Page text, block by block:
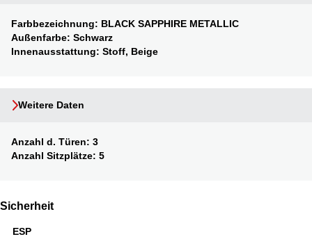
Farbbezeichnung: BLACK SAPPHIRE METALLIC
Außenfarbe: Schwarz
Innenausstattung: Stoff, Beige
Weitere Daten
Anzahl d. Türen: 3
Anzahl Sitzplätze: 5
Sicherheit
ESP